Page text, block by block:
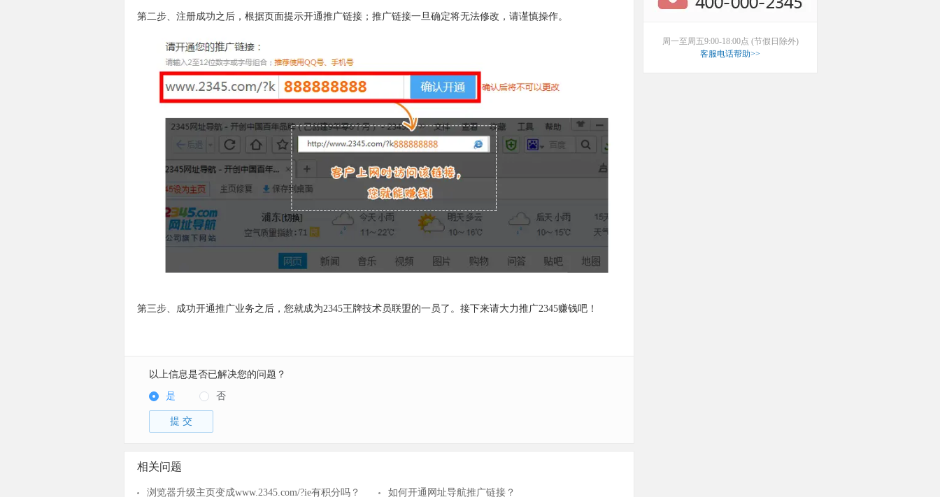
第二步、注册成功之后，根据页面提示开通推广链接； 推广链接一旦确定将无法修改，请谨慎操作。
第三步、成功开通推广业务之后，您就成为2345王牌技术员联盟的一员了。接下来请大力推广2345赚钱吧！
以上信息是否已解决您的问题？
是 否
提 交
相关问题
浏览器升级主页变成www.2345.com/?ie有积分吗？ 如何开通网址导航推广链接？
周一至周五9:00-18:00点 (节假日除外)
客服电话帮助>>